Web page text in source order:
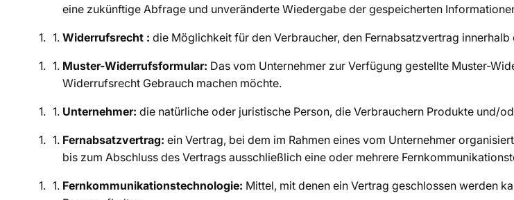
eine zukünftige Abfrage und unveränderte Wiedergabe der gespeicherten
Widerrufsrecht : die Möglichkeit für den Verbraucher, den Fernabsatzvertrag
Muster-Widerrufsformular: Das vom Unternehmer zur Verfügung gestellte Muster-
Widerrufsrecht Gebrauch machen möchte.
Unternehmer: die natürliche oder juristische Person, die Verbrauchern Produkte und/
Fernabsatzvertrag: ein Vertrag, bei dem im Rahmen eines vom Unternehmer
bis zum Abschluss des Vertrags ausschließlich eine oder mehrere
Fernkommunikationstechnologie: Mittel, mit denen ein Vertrag geschlossen werden